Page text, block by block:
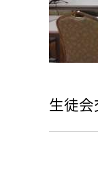
生徒会